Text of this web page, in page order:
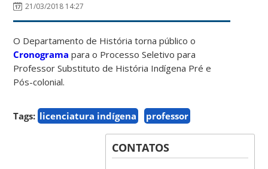
21/03/2018 14:27
O Departamento de História torna público o
Cronograma para o Processo Seletivo para
Professor Substituto de História Indígena Pré e
Pós-colonial.
Tags: licenciatura indígena professor
CONTATOS